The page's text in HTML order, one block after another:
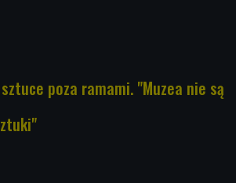
poza ramami. "Muzea nie są